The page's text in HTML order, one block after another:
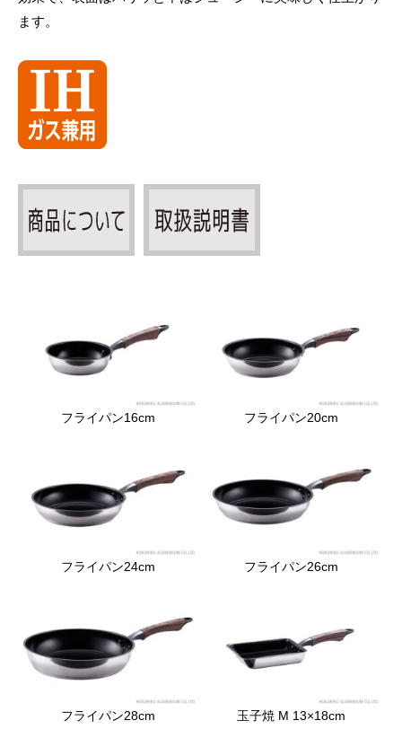
ます。
フライパン16cm フライパン20cm
フライパン24cm フライパン26cm
フライパン28cm 玉子焼 M 13×18cm